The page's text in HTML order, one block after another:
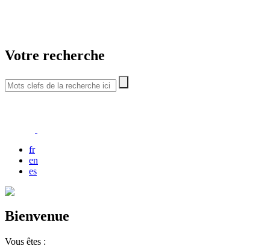
Votre recherche
fr
en
es
Bienvenue
Vous êtes :